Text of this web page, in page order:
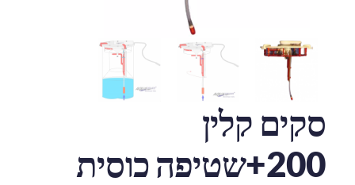
סקים קלין
200+שטיפה כוסית